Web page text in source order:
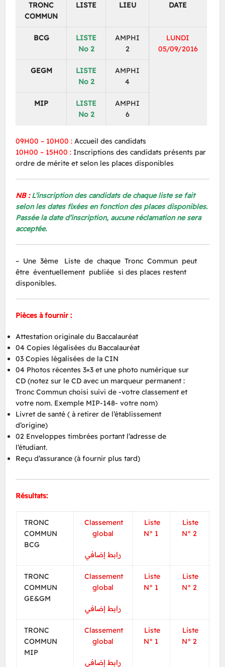
TRONC
COMMUN
LISTE LIEU DATE
BCG
LISTE
No 2
AMPHI
2
LUNDI
05/09/2016
GEGM
LISTE
No 2
AMPHI
4
MIP
LISTE
No 2
AMPHI
6
09H00 – 10H00 : Accueil des candidats
10H00 – 15H00 : Inscriptions des candidats présents par
ordre de mérite et selon les places disponibles
NB : L’inscription des candidats de chaque liste se fait
selon les dates fixées en fonction des places disponibles.
Passée la date d’inscription, aucune réclamation ne sera
acceptée.
– Une 3ème Liste de chaque Tronc Commun peut
être éventuellement publiée si des places restent
disponibles.
Pièces à fournir :
Attestation originale du Baccalauréat
04 Copies légalisées du Baccalauréat
03 Copies légalisées de la CIN
04 Photos récentes 3×3 et une photo numérique sur
CD (notez sur le CD avec un marqueur permanent :
Tronc Commun choisi suivi de -votre classement et
votre nom. Exemple MIP-148- votre nom)
Livret de santé ( à retirer de l’établissement
d’origine)
02 Enveloppes timbrées portant l’adresse de
l’étudiant.
Reçu d’assurance (à fournir plus tard)
Résultats:
TRONC
COMMUN
BCG
Classement
global
رابط إضافي
Liste
N° 1
Liste
N° 2
TRONC
COMMUN
GE&GM
Classement
global
رابط إضافي
Liste
N° 1
Liste
N° 2
TRONC
COMMUN
MIP
Classement
global
رابط إضافي
Liste
N° 1
Liste
N° 2